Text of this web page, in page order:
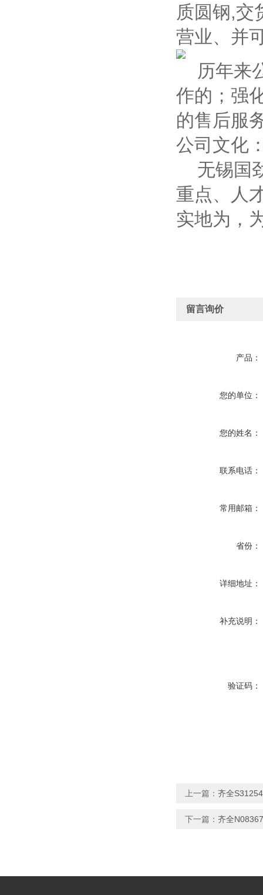
质圆钢,交
营业、并
历年来
作的；强
的售后服
公司文化
无锡国
重点、人
实地为，
留言询价
产品：
您的单位：
您的姓名：
联系电话：
常用邮箱：
省份：
详细地址：
补充说明：
验证码：
上一篇： 齐全
下一篇： 齐全